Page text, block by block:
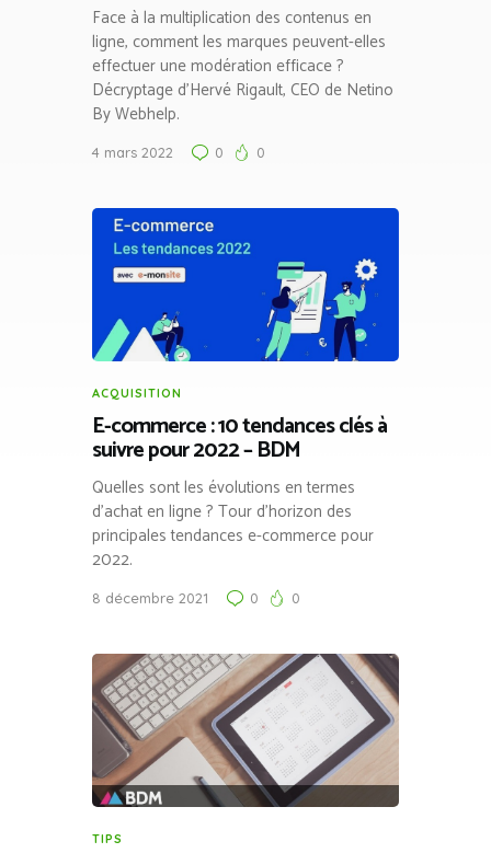
Face à la multiplication des contenus en
ligne, comment les marques peuvent-elles
effectuer une modération efficace ?
Décryptage d’Hervé Rigault, CEO de Netino
By Webhelp.
4 mars 2022 0 0
ACQUISITION
E-commerce : 10 tendances clés à
suivre pour 2022 – BDM
Quelles sont les évolutions en termes
d’achat en ligne ? Tour d’horizon des
principales tendances e-commerce pour
2022.
8 décembre 2021 0 0
TIPS